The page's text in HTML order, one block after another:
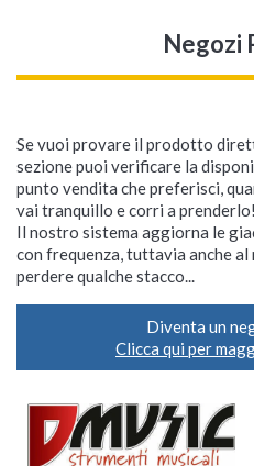
Negozi
Se vuoi provare il prodotto
sezione puoi verificare la
punto vendita che preferisci,
vai tranquillo e corri a prenderlo!
Il nostro sistema aggiorna le
con frequenza, tuttavia anche
perdere qualche stacco...
Diventa un
Clicca qui per